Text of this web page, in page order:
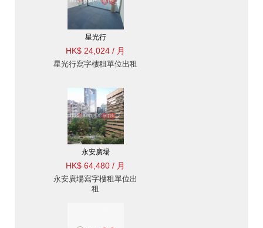
星光行
HK$ 24,024 / 月
星光行寫字樓租單位出租
永安廣場
HK$ 64,480 / 月
永安廣場寫字樓租單位出
租